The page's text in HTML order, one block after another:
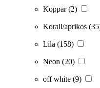
Koppar(2)
Korall/aprikos
Lila (158)
Neon (20)
off white (9)